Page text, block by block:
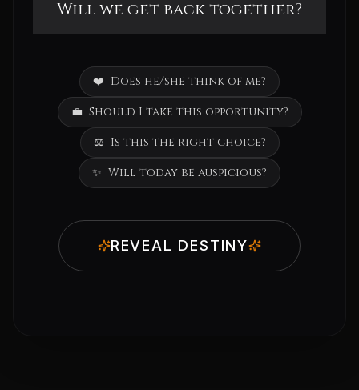
❤️ Does he/she think of me?
💼 Should I take this opportunity?
⚖️ Is this the right choice?
✨ Will today be auspicious?
REVEAL DESTINY